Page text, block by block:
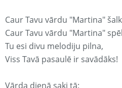
Caur Tavu vārdu "Martina"
Caur Tavu vārdu "Martina"
Tu esi divu melodiju pilna,
Viss Tavā pasaulē ir savādāks!
Vārda dienā saki tā: